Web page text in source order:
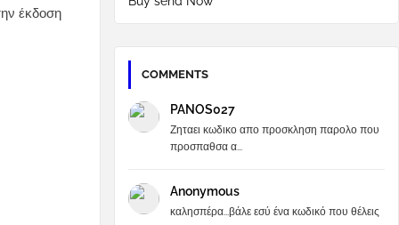
έκδοση
COMMENTS
PANOS027
Ζηταει κωδικο απο προσκληση παρολο που
προσπαθσα α...
Anonymous
καλησπέρα...βάλε εσύ ένα κωδικό που θέλεις